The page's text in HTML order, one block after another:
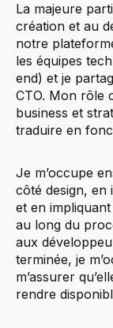
La majeure
création et au
notre
les équipes
end) et je
CTO. Mon rôle
business et
traduire en
Je m’occupe
côté design, en
et en
au long du
aux
terminée, je
m’assurer
rendre